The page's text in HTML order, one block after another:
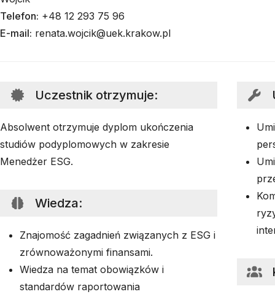
Telefon: +48 12 293 75 96
E-mail: renata.wojcik@uek.krakow.pl
Uczestnik otrzymuje:
Absolwent otrzymuje dyplom ukończenia
studiów podyplomowych w zakresie
Menedżer ESG.
Wiedza:
Znajomość zagadnień związanych z ESG i
zrównoważonymi finansami.
Wiedza na temat obowiązków i
standardów raportowania